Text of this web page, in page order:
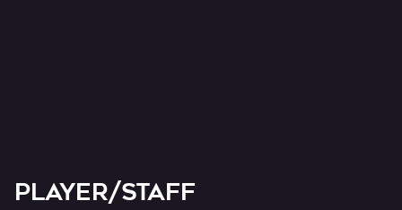
PLAYER/STAFF